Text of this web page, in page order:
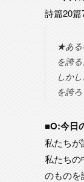
詩篇20篇
★ある
を誇る
しか
を誇ろ
■O:今日
私たちが
私たちの
のものを